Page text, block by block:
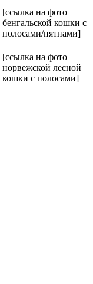
[ссылка на фото
бенгальской кошки с
полосами/пятнами]
[ссылка на фото
норвежской лесной
кошки с полосами]